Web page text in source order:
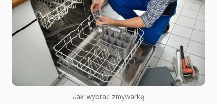
Jak wybrać zmywarkę